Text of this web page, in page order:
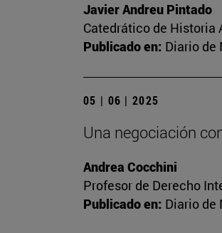
Javier Andreu Pintado
Catedrático de Historia
Publicado en: Diario de
05 | 06 | 2025
Una negociación
Andrea Cocchini
Profesor de Derecho
Publicado en: Diario de